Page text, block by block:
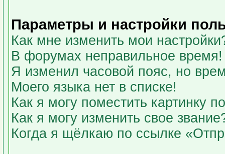
Параметры и настройки
Как мне изменить мои
В форумах неправильное время!
Я изменил часовой пояс, но
Моего языка нет в списке!
Как я могу поместить картинку
Как я могу изменить свое
Когда я щёлкаю по ссылке